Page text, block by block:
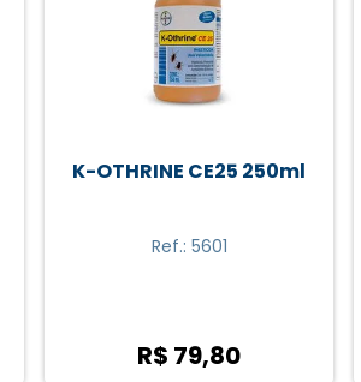
K-OTHRINE SC25 30ml
Ref.: 0986
R$ 14,32